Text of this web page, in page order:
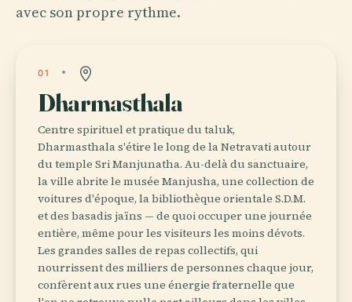
avec son propre rythme.
01
Dharmasthala
Centre spirituel et pratique du taluk,
Dharmasthala s'étire le long de la Netravati autour
du temple Sri Manjunatha. Au-delà du sanctuaire,
la ville abrite le musée Manjusha, une collection de
voitures d'époque, la bibliothèque orientale S.D.M.
et des basadis jaïns — de quoi occuper une journée
entière, même pour les visiteurs les moins dévots.
Les grandes salles de repas collectifs, qui
nourrissent des milliers de personnes chaque jour,
confèrent aux rues une énergie fraternelle que